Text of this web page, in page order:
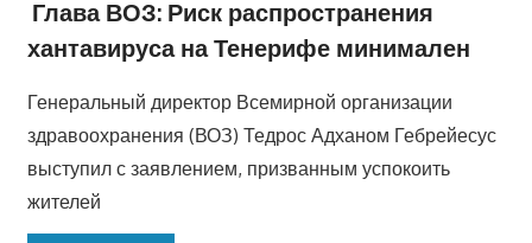
Глава ВОЗ: Риск распространения
хантавируса на Тенерифе минимален
Генеральный директор Всемирной организации
здравоохранения (ВОЗ) Тедрос Адханом Гебрейесус
выступил с заявлением, призванным успокоить
жителей